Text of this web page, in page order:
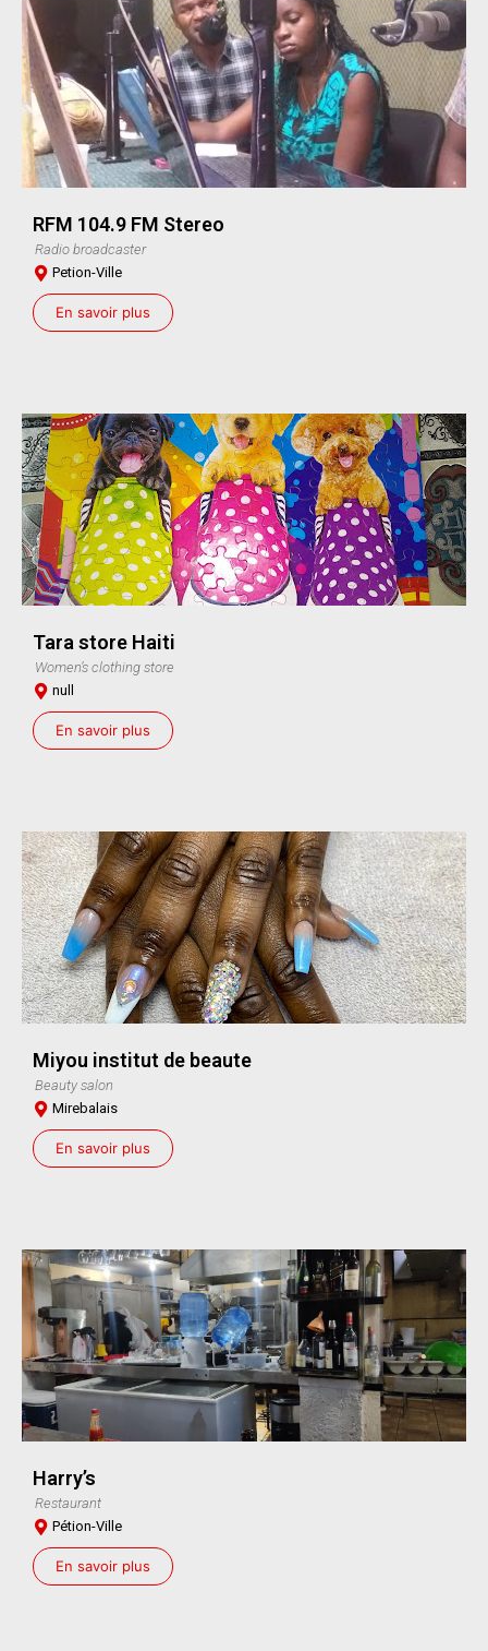
RFM 104.9 FM Stereo
Radio broadcaster
Petion-Ville
En savoir plus
Tara store Haiti
Women’s clothing store
null
En savoir plus
Miyou institut de beaute
Beauty salon
Mirebalais
En savoir plus
Harry’s
Restaurant
Pétion-Ville
En savoir plus